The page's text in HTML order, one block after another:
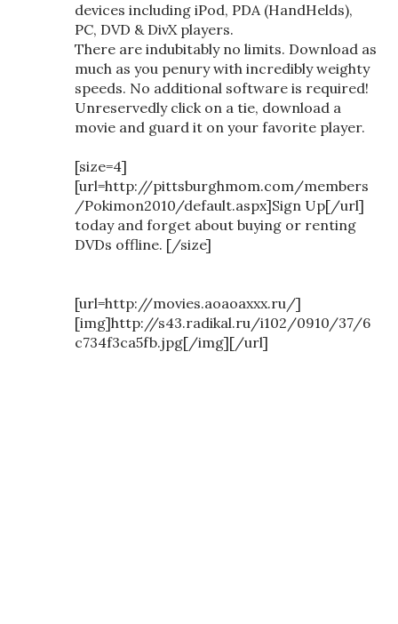
devices including iPod, PDA (HandHelds),
PC, DVD & DivX players.
There are indubitably no limits. Download as
much as you penury with incredibly weighty
speeds. No additional software is required!
Unreservedly click on a tie, download a
movie and guard it on your favorite player.
[size=4]
[url=http://pittsburghmom.com/members
/Pokimon2010/default.aspx]Sign Up[/url]
today and forget about buying or renting
DVDs offline. [/size]
[url=http://movies.aoaoaxxx.ru/]
[img]http://s43.radikal.ru/i102/0910/37/6
c734f3ca5fb.jpg[/img][/url]